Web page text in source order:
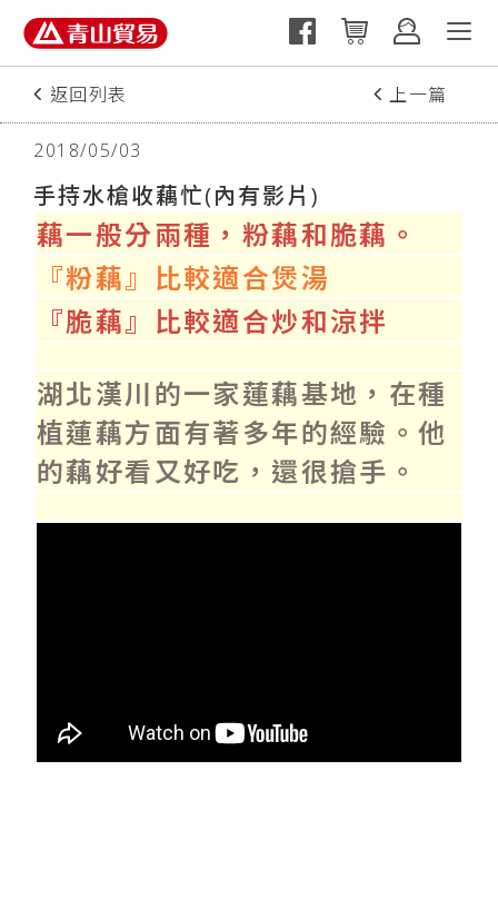
返回列表 下一篇
2018/05/03
手持水槍收藕忙(內有影片)
藕一般分兩種，粉藕和脆藕。
『粉藕』比較適合煲湯
『脆藕』比較適合炒和涼拌
湖北漢川的一家蓮藕基地，在種
植蓮藕方面有著多年的經驗。他
的藕好看又好吃，還很搶手。